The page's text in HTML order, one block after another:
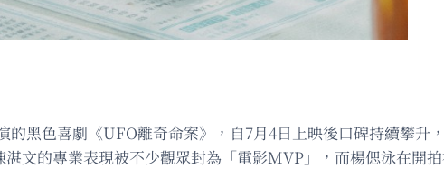
黑色喜劇《UFO離奇命案》，自7月4日上映後口碑持續攀升
文的專業表現被不少觀眾封為「電影MVP」，而楊偲泳在開